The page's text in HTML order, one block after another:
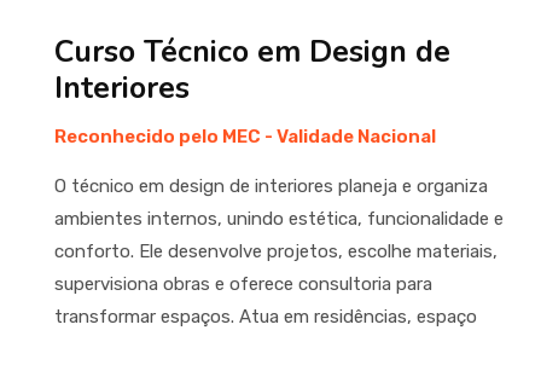
Curso Técnico em Design de
Interiores
Reconhecido pelo MEC - Validade Nacional
O técnico em design de interiores planeja e organiza
ambientes internos, unindo estética, funcionalidade e
conforto. Ele desenvolve projetos, escolhe materiais,
supervisiona obras e oferece consultoria para
transformar espaços. Atua em residências, espaço